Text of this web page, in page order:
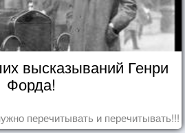
высказываний Генри
Форда!
перечитывать и перечитывать!!!